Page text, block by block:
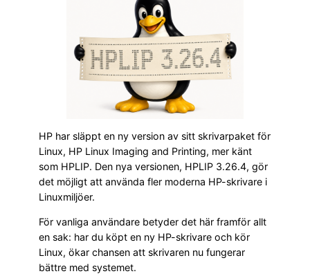
HP har släppt en ny version av sitt skrivarpaket för
Linux, HP Linux Imaging and Printing, mer känt
som HPLIP. Den nya versionen, HPLIP 3.26.4, gör
det möjligt att använda fler moderna HP-skrivare i
Linuxmiljöer.
För vanliga användare betyder det här framför allt
en sak: har du köpt en ny HP-skrivare och kör
Linux, ökar chansen att skrivaren nu fungerar
bättre med systemet.